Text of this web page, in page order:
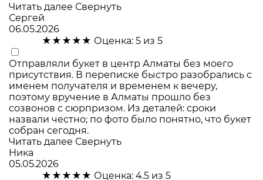
Читать далее Свернуть
Сергей
06.05.2026
★★★★★ Оценка: 5 из 5
Отправляли букет в центр Алматы без моего
присутствия. В переписке быстро разобрались с
именем получателя и временем к вечеру,
поэтому вручение в Алматы прошло без
созвонов с сюрпризом. Из деталей: сроки
назвали честно; по фото было понятно, что букет
собран сегодня.
Читать далее Свернуть
Ника
05.05.2026
★★★★★ Оценка: 4.5 из 5